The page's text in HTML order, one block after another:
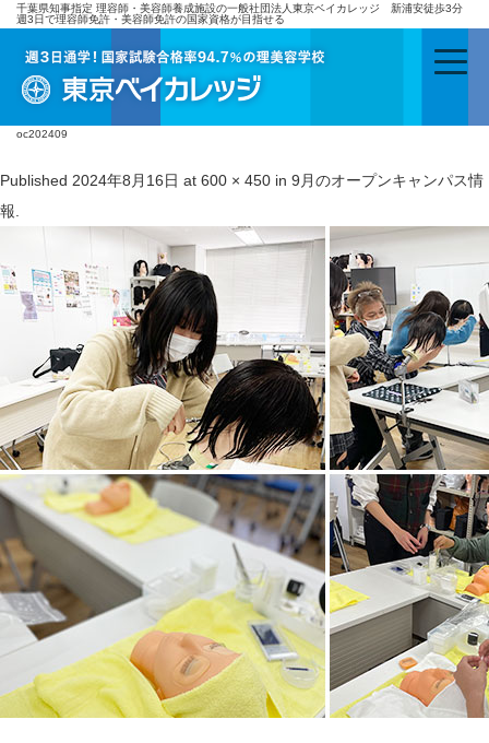
千葉県知事指定 理容師・美容師養成施設の一般社団法人東京ベイカレッジ 新浦安徒歩3分
週3日で理容師免許・美容師免許の国家資格が目指せる
oc202409
Published 2024年8月16日 at 600 × 450 in 9月のオープンキャンパス情
報